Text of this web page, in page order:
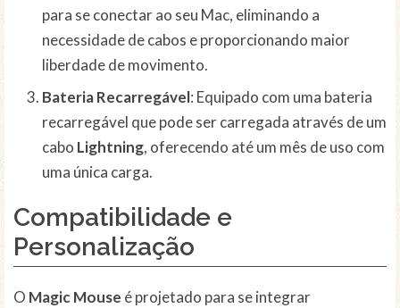
para se conectar ao seu Mac, eliminando a
necessidade de cabos e proporcionando maior
liberdade de movimento.
Bateria Recarregável: Equipado com uma bateria
recarregável que pode ser carregada através de um
cabo Lightning, oferecendo até um mês de uso com
uma única carga.
Compatibilidade e
Personalização
O Magic Mouse é projetado para se integrar